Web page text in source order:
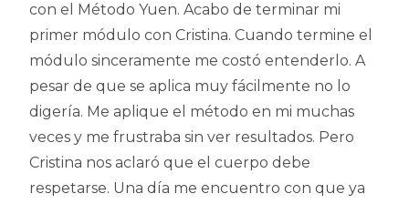
con el Método Yuen. Acabo de terminar mi
primer módulo con Cristina. Cuando termine el
módulo sinceramente me costó entenderlo. A
pesar de que se aplica muy fácilmente no lo
digería. Me aplique el método en mi muchas
veces y me frustraba sin ver resultados. Pero
Cristina nos aclaró que el cuerpo debe
respetarse. Una día me encuentro con que ya